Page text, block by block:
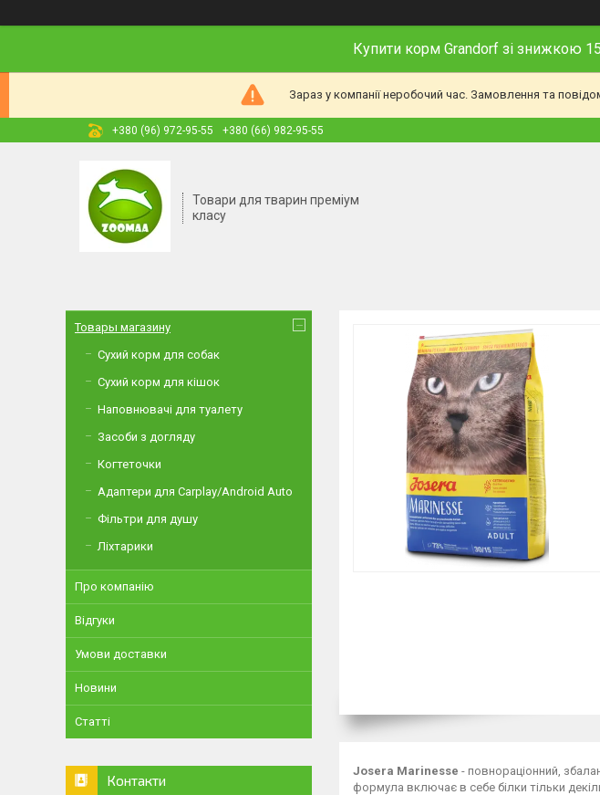
Купити корм Grandorf зі знижкою
Зараз у компанії неробочий час. Замовлення та
+380 (96) 972-95-55 +380 (66) 982-95-55
Товари для тварин преміум
класу
Josera Marinesse - повнораціонний,
формула включає в себе білки тільки
Товары магазину
Сухий корм для собак
Сухий корм для кішок
Наповнювачі для туалету
Засоби з догляду
Когтеточки
Адаптери для Carplay/Android Auto
Фільтри для душу
Ліхтарики
Про компанію
Відгуки
Умови доставки
Новини
Статті
Контакти